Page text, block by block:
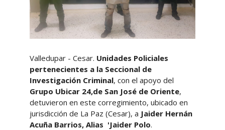
Valledupar - Cesar. Unidades Policiales
pertenecientes a la Seccional de
Investigación Criminal, con el apoyo del
Grupo Ubicar 24,de San José de Oriente,
detuvieron en este corregimiento, ubicado en
jurisdicción de La Paz (Cesar), a Jaider Hernán
Acuña Barrios, Alias 'Jaider Polo.